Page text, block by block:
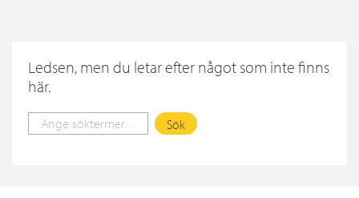
Ledsen, men du letar efter något som inte finns
här.